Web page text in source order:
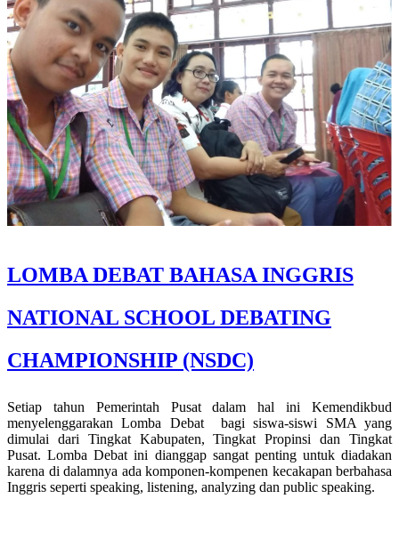
LOMBA DEBAT BAHASA INGGRIS
NATIONAL SCHOOL DEBATING
CHAMPIONSHIP (NSDC)
Setiap tahun Pemerintah Pusat dalam hal ini Kemendikbud
menyelenggarakan Lomba Debat bagi siswa-siswi SMA yang
dimulai dari Tingkat Kabupaten, Tingkat Propinsi dan Tingkat
Pusat. Lomba Debat ini dianggap sangat penting untuk diadakan
karena di dalamnya ada komponen-kompenen kecakapan berbahasa
Inggris seperti speaking, listening, analyzing dan public speaking.